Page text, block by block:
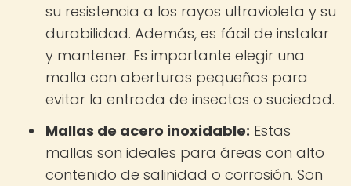
su resistencia a los rayos ultravioleta y su
durabilidad. Además, es fácil de instalar
y mantener. Es importante elegir una
malla con aberturas pequeñas para
evitar la entrada de insectos o suciedad.
Mallas de acero inoxidable: Estas
mallas son ideales para áreas con alto
contenido de salinidad o corrosión. Son